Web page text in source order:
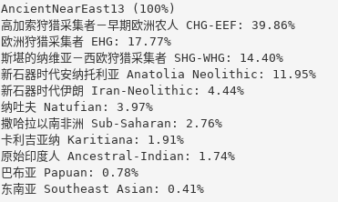
AncientNearEast13 (100%)
高加索狩猎采集者－早期欧洲农人 CHG-EEF: 39.86%
欧洲狩猎采集者 EHG: 17.77%
斯堪的纳维亚－西欧狩猎采集者 SHG-WHG: 14.40%
新石器时代安纳托利亚 Anatolia Neolithic: 11.95%
新石器时代伊朗 Iran-Neolithic: 4.44%
纳吐夫 Natufian: 3.97%
撒哈拉以南非洲 Sub-Saharan: 2.76%
卡利吉亚纳 Karitiana: 1.91%
原始印度人 Ancestral-Indian: 1.74%
巴布亚 Papuan: 0.78%
东南亚 Southeast Asian: 0.41%